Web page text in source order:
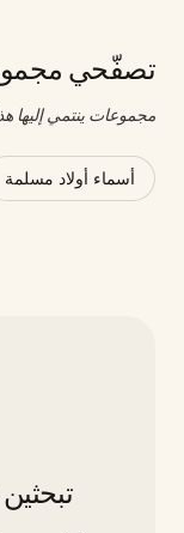
تصفّحي
مجموعات ينتمي إليها
أسماء أولاد مسلمة